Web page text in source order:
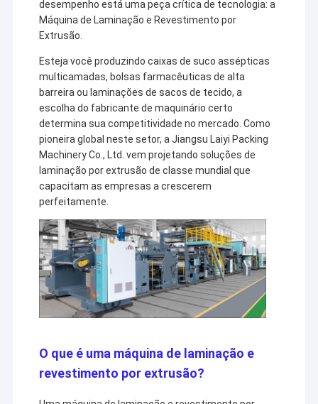
desempenho está uma peça crítica de tecnologia: a
Máquina de Laminação e Revestimento por
Extrusão.
Esteja você produzindo caixas de suco assépticas
multicamadas, bolsas farmacêuticas de alta
barreira ou laminações de sacos de tecido, a
escolha do fabricante de maquinário certo
determina sua competitividade no mercado. Como
pioneira global neste setor, a Jiangsu Laiyi Packing
Machinery Co., Ltd. vem projetando soluções de
laminação por extrusão de classe mundial que
capacitam as empresas a crescerem
perfeitamente.
O que é uma máquina de laminação e
revestimento por extrusão?